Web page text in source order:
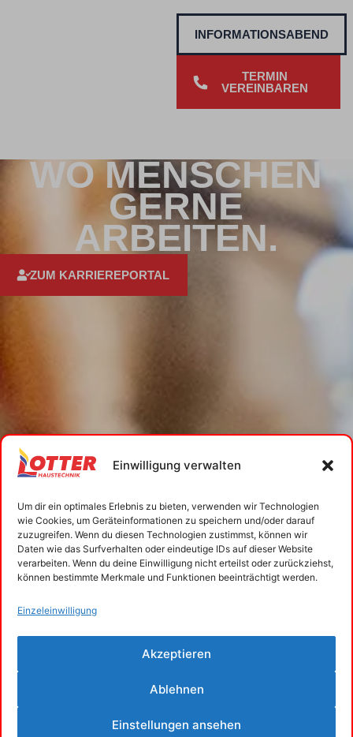
Einwilligung verwalten
Um dir ein optimales Erlebnis zu bieten, verwenden wir Technologien
wie Cookies, um Geräteinformationen zu speichern und/oder darauf
zuzugreifen. Wenn du diesen Technologien zustimmst, können wir
Daten wie das Surfverhalten oder eindeutige IDs auf dieser Website
verarbeiten. Wenn du deine Einwilligung nicht erteilst oder zurückziehst,
können bestimmte Merkmale und Funktionen beeinträchtigt werden.
Akzeptieren
Ablehnen
Einstellungen ansehen
TERMIN
VEREINBAREN
INFORMATIONSABEND
WO MENSCHEN
GERNE
ARBEITEN.
ZUM KARRIEREPORTAL
INFOABENDE
Sie planen eine Heizungsmodernisierung und
Die Teilnahme ist kostenlos!
Wir bitten jedoch um Anmeldung:
ANMELDEN MEHR ERFAHREN